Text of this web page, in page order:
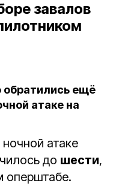
завалов
ещё
атаке на
атаке
до шести,
оперштабе.